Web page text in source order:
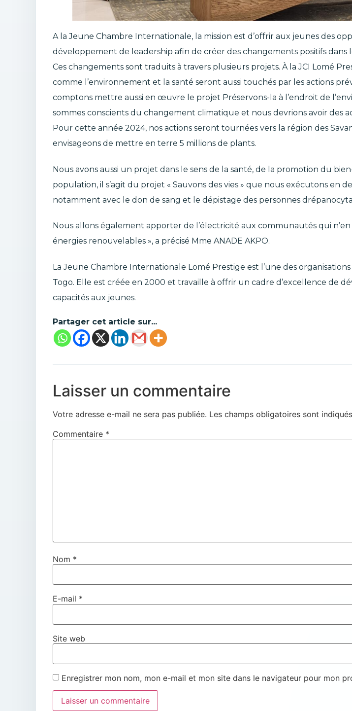
A la Jeune Chambre Internationale, la mission est d’offrir aux jeunes des
développement de leadership afin de créer des changements positifs dans
Ces changements sont traduits à travers plusieurs projets. À la JCI Lomé
comme l’environnement et la santé seront aussi touchés par les actions
comptons mettre aussi en œuvre le projet Préservons-la à l’endroit de
sommes conscients du changement climatique et nous devrions avoir des
Pour cette année 2024, nos actions seront tournées vers la région des
envisageons de mettre en terre 5 millions de plants.
Nous avons aussi un projet dans le sens de la santé, de la promotion du
population, il s’agit du projet « Sauvons des vies » que nous exécutons en
notamment avec le don de sang et le dépistage des personnes
Nous allons également apporter de l’électricité aux communautés qui n’en
énergies renouvelables », a précisé Mme ANADE AKPO.
La Jeune Chambre Internationale Lomé Prestige est l’une des organisations
Togo. Elle est créée en 2000 et travaille à offrir un cadre d’excellence de
capacités aux jeunes.
Partager cet article sur...
Laisser un commentaire
Votre adresse e-mail ne sera pas publiée. Les champs obligatoires sont
Commentaire *
Nom *
E-mail *
Site web
Enregistrer mon nom, mon e-mail et mon site dans le navigateur pour mon